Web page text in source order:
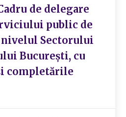
de delegare
public de
Sectorului
București, cu
completările